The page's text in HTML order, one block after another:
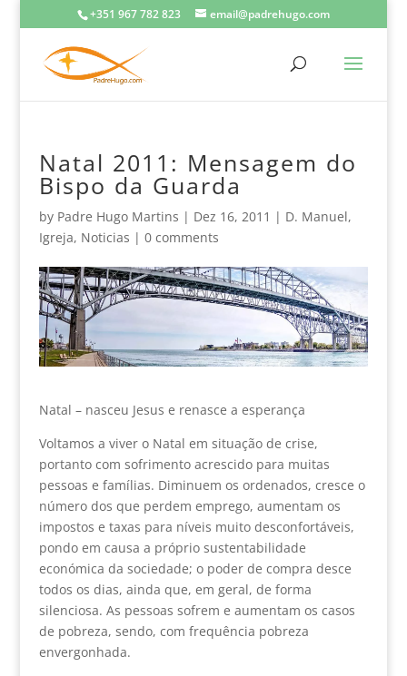
+351 967 782 823 email@padrehugo.com
Natal 2011: Mensagem do
Bispo da Guarda
by Padre Hugo Martins | Dez 16, 2011 | D. Manuel,
Igreja, Noticias | 0 comments
Natal – nasceu Jesus e renasce a esperança
Voltamos a viver o Natal em situação de crise,
portanto com sofrimento acrescido para muitas
pessoas e famílias. Diminuem os ordenados, cresce o
número dos que perdem emprego, aumentam os
impostos e taxas para níveis muito desconfortáveis,
pondo em causa a próprio sustentabilidade
económica da sociedade; o poder de compra desce
todos os dias, ainda que, em geral, de forma
silenciosa. As pessoas sofrem e aumentam os casos
de pobreza, sendo, com frequência pobreza
envergonhada.